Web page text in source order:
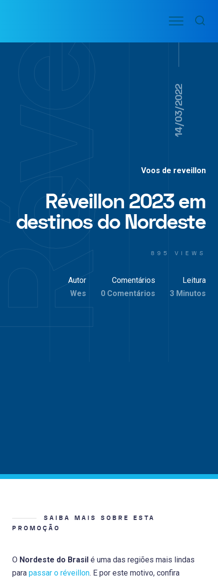
conteúdo
VOO
AÉREAS
Menu
14/03/2022
Voos de reveillon
Réveillon 2023 em
destinos do Nordeste
895 VIEWS
Autor
Wes
Comentários
0 Comentários
Leitura
3 Minutos
SAIBA MAIS SOBRE ESTA
PROMOÇÃO
O Nordeste do Brasil é uma das regiões mais lindas
para passar o réveillon. E por este motivo, confira